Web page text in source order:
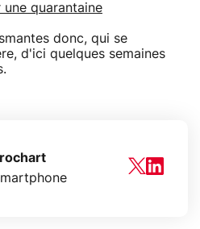
quarantaine
donc, qui se
d'ici quelques semaines